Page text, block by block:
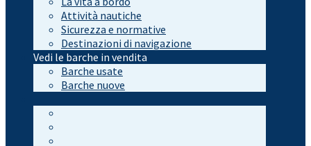
Attività nautiche
Sicurezza e normative
Destinazioni di navigazione
Vedi le barche in vendita
Barche usate
Barche nuove